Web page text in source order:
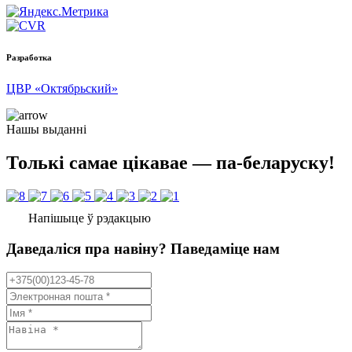
Разработка
ЦВР «Октябрьский»
Нашы выданні
Толькі самае цікавае — па-беларуску!
Напішыце ў рэдакцыю
Даведаліся пра навіну? Паведаміце нам